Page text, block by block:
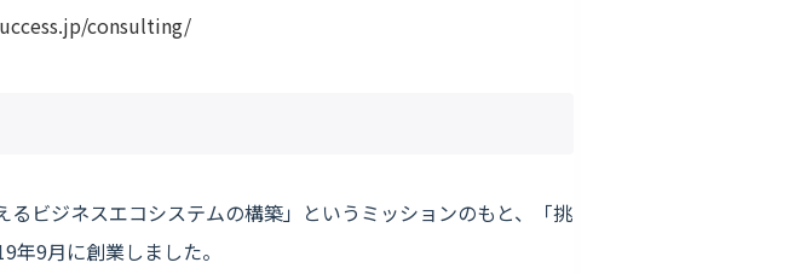
consulting/
ビジネスエコシステムの構築」というミッションのもと、「挑
9月に創業しました。